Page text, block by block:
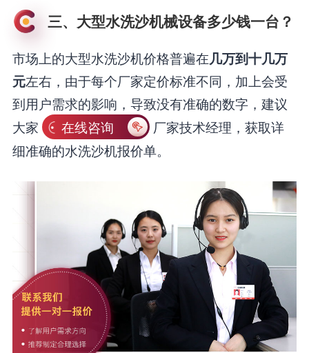
三、大型水洗沙机械设备多少钱一台？
市场上的大型水洗沙机价格普遍在几万到十几万
元左右，由于每个厂家定价标准不同，加上会受
到用户需求的影响，导致没有准确的数字，建议
大家
在线咨询
厂家技术经理，获取详
细准确的水洗沙机报价单。